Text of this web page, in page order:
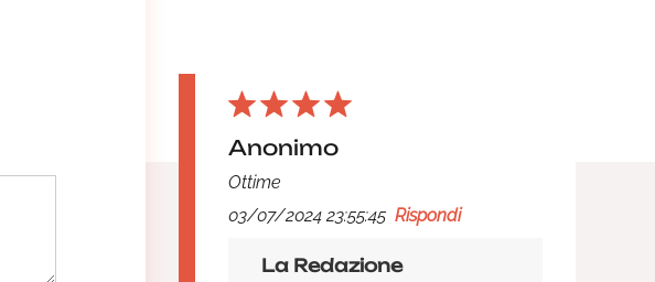
Anonimo
Ottime
03/07/2024 23:55:45 Rispondi
La Redazione